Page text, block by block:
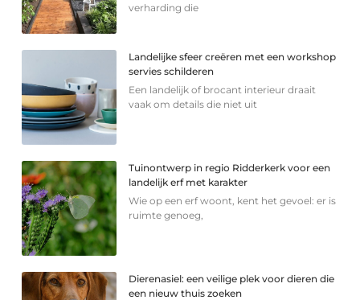
verharding die
Landelijke sfeer creëren met een workshop
servies schilderen
Een landelijk of brocant interieur draait
vaak om details die niet uit
Tuinontwerp in regio Ridderkerk voor een
landelijk erf met karakter
Wie op een erf woont, kent het gevoel: er is
ruimte genoeg,
Dierenasiel: een veilige plek voor dieren die
een nieuw thuis zoeken